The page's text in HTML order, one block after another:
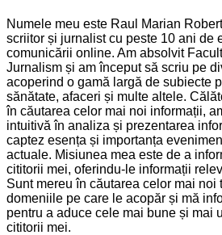
Numele meu este Raul Marian
scriitor și jurnalist cu peste 10 ani de
comunicării online. Am absolvit
Jurnalism și am început să scriu pe
acoperind o gamă largă de subiecte
sănătate, afaceri și multe altele.
în căutarea celor mai noi informații,
intuitivă în analiza și prezentarea
captez esența și importanța
actuale. Misiunea mea este de a
cititorii mei, oferindu-le informații
Sunt mereu în căutarea celor mai noi
domeniile pe care le acopăr și mă
pentru a aduce cele mai bune și mai
cititorii mei.